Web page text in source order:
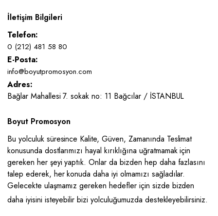
İletişim Bilgileri
Telefon:
0 (212) 481 58 80
E-Posta:
info@boyutpromosyon.com
Adres:
Bağlar Mahallesi 7. sokak no: 11 Bağcılar / İSTANBUL
Boyut Promosyon
Bu yolculuk süresince Kalite, Güven, Zamanında Teslimat
konusunda dostlarımızı hayal kırıklığına uğratmamak için
gereken her şeyi yaptık. Onlar da bizden hep daha fazlasını
talep ederek, her konuda daha iyi olmamızı sağladılar.
Gelecekte ulaşmamız gereken hedefler için sizde bizden
daha iyisini isteyebilir bizi yolculuğumuzda destekleyebilirsiniz.